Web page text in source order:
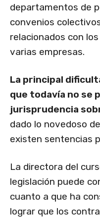
departamentos de
convenios
relacionados con
varias empresas.
La principal
que todavía no se
jurisprudencia
dado lo novedoso
existen sentencias
La directora del
legislación puede
cuanto a que ha
lograr que los